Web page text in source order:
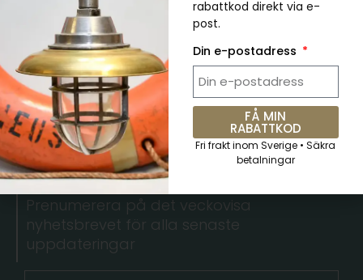
kr734.00 489.00
5 % RABATT. Kupongkod:
QKWCM2KC
Prenumerera på det veckovisa
nyhetsbrevet för alla senaste
uppdateringar
rabattkod direkt via e-
post.
Din e-postadress
FÅ MIN
RABATTKOD
Fri frakt inom Sverige • Säkra
betalningar